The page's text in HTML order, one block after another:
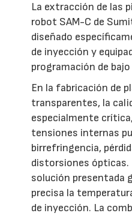
La extracción de las
robot SAM-C de
diseñado
de inyección y
programación de
En la fabricación de
transparentes, la
especialmente
tensiones internas
birrefringencia,
distorsiones ópticas.
solución presentada
precisa la
de inyección. La